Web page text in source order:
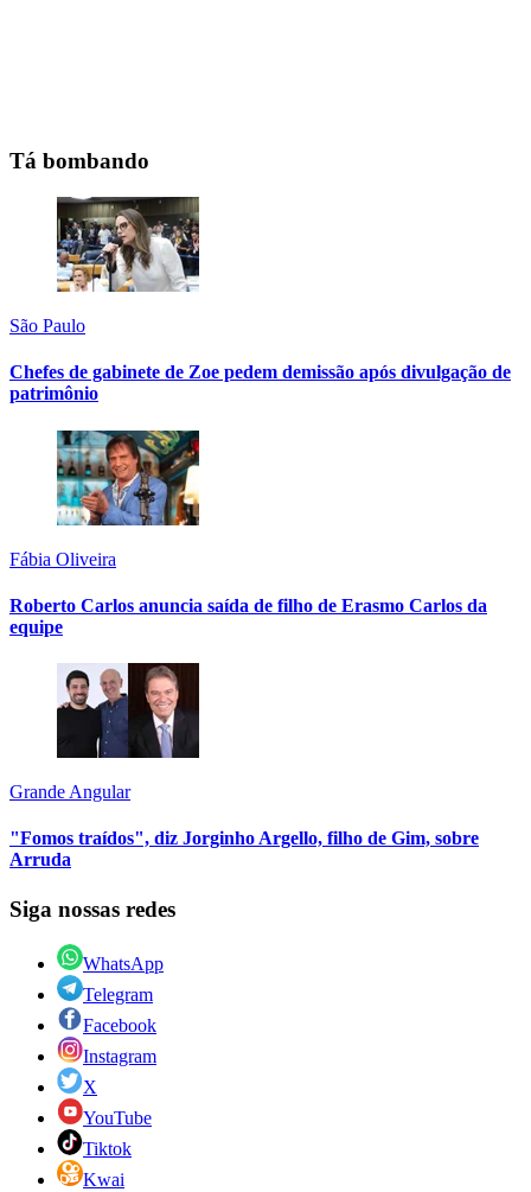
Tá bombando
São Paulo
Chefes de gabinete de Zoe pedem demissão após divulgação de
patrimônio
Fábia Oliveira
Roberto Carlos anuncia saída de filho de Erasmo Carlos da
equipe
Grande Angular
"Fomos traídos", diz Jorginho Argello, filho de Gim, sobre
Arruda
Siga nossas redes
WhatsApp
Telegram
Facebook
Instagram
X
YouTube
Tiktok
Kwai